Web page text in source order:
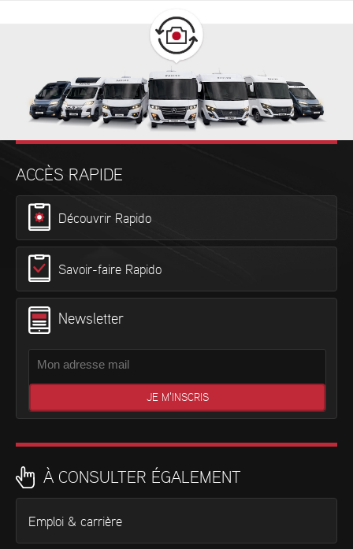
ACCÈS RAPIDE
Découvrir Rapido
Savoir-faire Rapido
Newsletter
À CONSULTER ÉGALEMENT
Emploi & carrière